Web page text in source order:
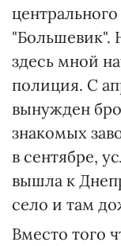
"Большевик".
здесь мной
полиция. С
вынужден
знакомых
в сентябре,
вышла к
село и там
Вместо того